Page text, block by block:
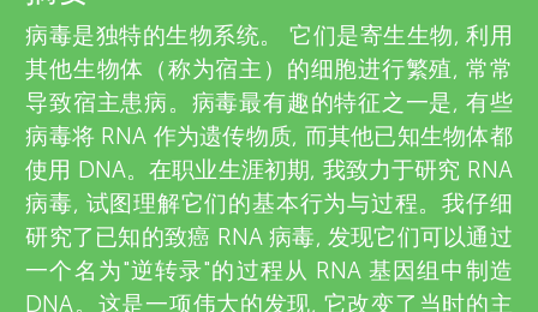
u
n
g
M
e
v
i
e
w
e
病毒是独特的生物系统。 它们是寄生生物, 利用
其他生物体（称为宿主）的细胞进行繁殖, 常常
导致宿主患病。病毒最有趣的特征之一是, 有些
病毒将 RNA 作为遗传物质, 而其他已知生物体都
使用 DNA。在职业生涯初期, 我致力于研究 RNA
病毒, 试图理解它们的基本行为与过程。我仔细
研究了已知的致癌 RNA 病毒, 发现它们可以通过
一个名为"逆转录"的过程从 RNA 基因组中制造
DNA。这是一项伟大的发现, 它改变了当时的主